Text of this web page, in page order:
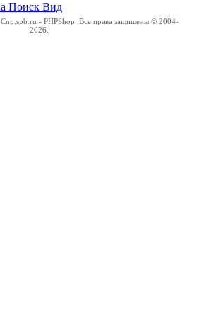
Поиск Вид
Cnp.spb.ru - PHPShop. Все права защищены © 2004-
2026.